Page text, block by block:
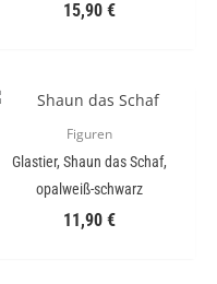
15,90 €
Figuren
Glastier, Shaun das Schaf,
opalweiß-schwarz
11,90 €